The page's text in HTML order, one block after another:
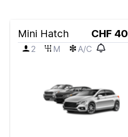
Mini Hatch CHF 40
2
M A/C